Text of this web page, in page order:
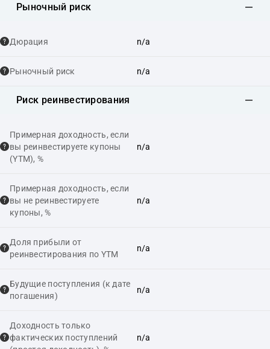
Рыночный риск
Дюрация n/a
Рыночный риск n/a
Риск реинвестирования
Примерная доходность, если
вы реинвестируете купоны
(YTM), %
n/a
Примерная доходность, если
вы не реинвестируете
купоны, %
n/a
Доля прибыли от
реинвестирования по YTM
n/a
Будущие поступления (к дате
погашения)
n/a
Доходность только
фактических поступлений
n/a